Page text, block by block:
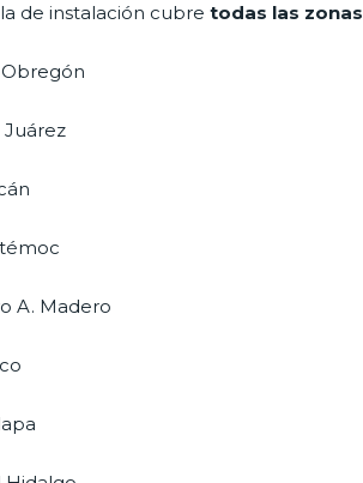
de instalación cubre todas las zonas
A. Madero